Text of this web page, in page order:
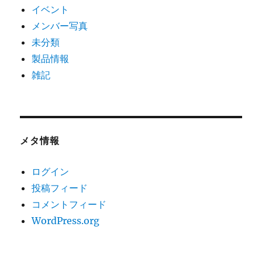
イベント
メンバー写真
未分類
製品情報
雑記
メタ情報
ログイン
投稿フィード
コメントフィード
WordPress.org